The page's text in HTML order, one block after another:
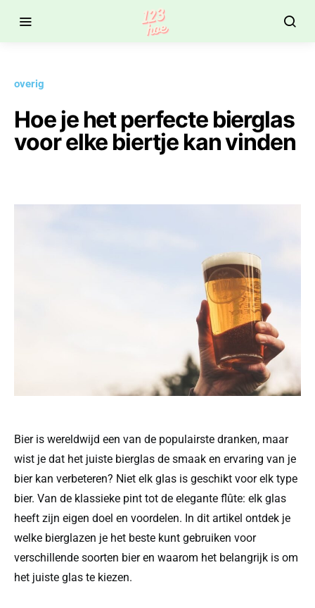
overig
Hoe je het perfecte bierglas
voor elke biertje kan vinden
Bier is wereldwijd een van de populairste dranken, maar
wist je dat het juiste bierglas de smaak en ervaring van je
bier kan verbeteren? Niet elk glas is geschikt voor elk type
bier. Van de klassieke pint tot de elegante flûte: elk glas
heeft zijn eigen doel en voordelen. In dit artikel ontdek je
welke bierglazen je het beste kunt gebruiken voor
verschillende soorten bier en waarom het belangrijk is om
het juiste glas te kiezen.